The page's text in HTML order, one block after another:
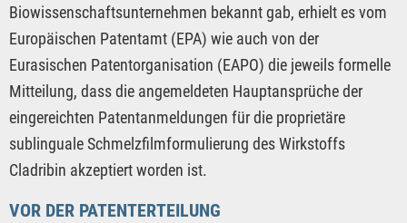
Biowissenschaftsunternehmen bekannt gab, erhielt es vom
Europäischen Patentamt (EPA) wie auch von der
Eurasischen Patentorganisation (EAPO) die jeweils formelle
Mitteilung, dass die angemeldeten Hauptansprüche der
eingereichten Patentanmeldungen für die proprietäre
sublinguale Schmelzfilmformulierung des Wirkstoffs
Cladribin akzeptiert worden ist.
VOR DER PATENTERTEILUNG